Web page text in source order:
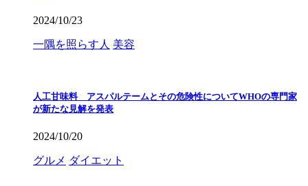
2024/10/23
一隅を照らす人 美容
人工甘味料 アスパルテームとその危険性についてWHOの専門家
が新たな見解を発表
2024/10/20
グルメ ダイエット